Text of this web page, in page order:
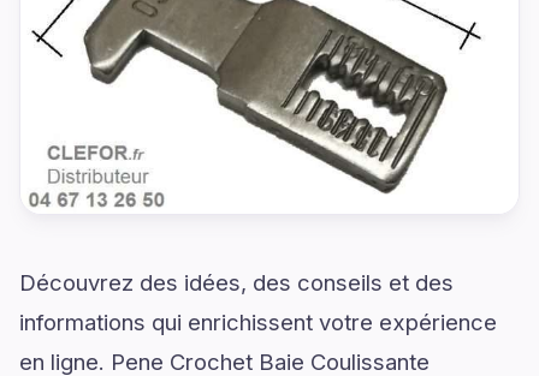
Découvrez des idées, des conseils et des
informations qui enrichissent votre expérience
en ligne. Pene Crochet Baie Coulissante